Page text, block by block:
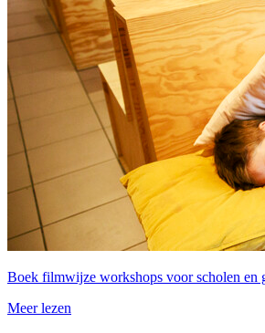
Boek filmwijze workshops voor scholen en
Meer lezen